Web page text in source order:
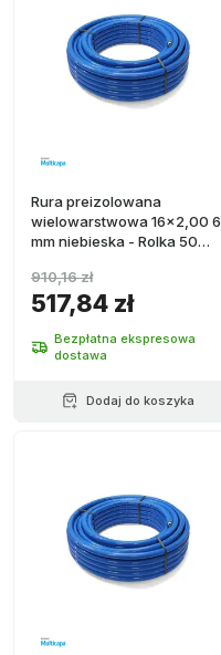
Rura preizolowana
wielowarstwowa 16x2,00 6
mm niebieska - Rolka 50
517,84 zł
910,16 zł
Bezpłatna ekspresowa
dostawa
Dodaj do koszyka